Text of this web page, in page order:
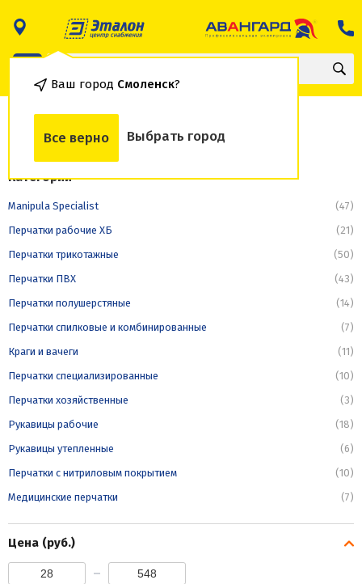
Ваш город Смоленск?
Все верно Выбрать город
Рукавицы рабочие
Категории
Manipula Specialist
(47)
Перчатки рабочие ХБ
(21)
Перчатки трикотажные
(50)
Перчатки ПВХ
(43)
Перчатки полушерстяные
(14)
Перчатки спилковые и комбинированные
(7)
Краги и вачеги
(11)
Перчатки специализированные
(10)
Перчатки хозяйственные
(3)
Рукавицы рабочие
(18)
Рукавицы утепленные
(6)
Перчатки с нитриловым покрытием
(10)
Медицинские перчатки
(7)
Цена (руб.)